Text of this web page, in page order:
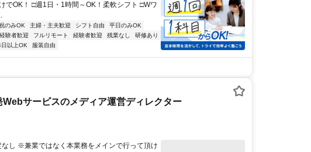
OK！ □週1日・1時間～OK！柔軟シフト □Wワ
のみOK 主婦・主夫歓迎 シフト自由
平日のみOK
験者歓迎 フルリモート 経験者歓迎 残業なし
研修あり
以上OK 服装自由
Webサービスのメディア運営ディレクター
し ※兼業ではなく本業務をメインで行って頂け